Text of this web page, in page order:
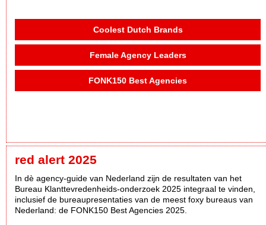
Coolest Dutch Brands
Female Agency Leaders
FONK150 Best Agencies
red alert 2025
In dè agency-guide van Nederland zijn de resultaten van het
Bureau Klanttevredenheids-onderzoek 2025 integraal te vinden,
inclusief de bureaupresentaties van de meest foxy bureaus van
Nederland: de FONK150 Best Agencies 2025.